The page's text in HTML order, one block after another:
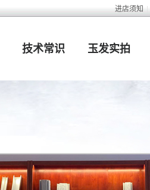
进店须知
技术常识 玉发实拍